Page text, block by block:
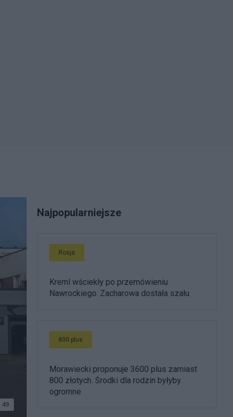
49
Najpopularniejsze
Rosja
Kreml wściekły po przemówieniu
Nawrockiego. Zacharowa dostała szału
800 plus
Morawiecki proponuje 3600 plus zamiast
800 złotych. Środki dla rodzin byłyby
ogromne